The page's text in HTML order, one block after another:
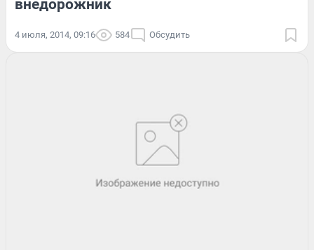
внедорожник
4 июля, 2014, 09:16 584 Обсудить